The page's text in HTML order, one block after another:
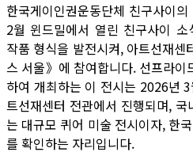
한국게이인권운동단체 친구사이
2월 윈드밀에서 열린 친구사이
작품 형식을 발전시켜, 아트선재
스 서울》에 참여합니다. 선프라이
하여 개최하는 이 전시는 2026년
트선재센터 전관에서 진행되며,
는 대규모 퀴어 미술 전시이자, 한
를 확인하는 자리입니다.